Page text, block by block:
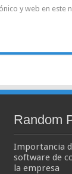
y web en este
Random
Importancia
software de
la empresa